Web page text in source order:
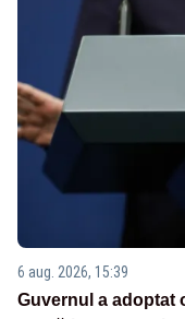
6 aug. 2026, 15:39
Guvernul a adoptat